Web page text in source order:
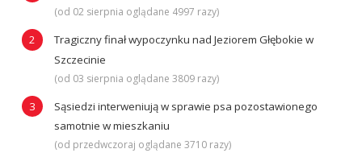
(od 02 sierpnia oglądane 4997 razy)
Tragiczny finał wypoczynku nad Jeziorem Głębokie w
Szczecinie
(od 03 sierpnia oglądane 3809 razy)
Sąsiedzi interweniują w sprawie psa pozostawionego
samotnie w mieszkaniu
(od przedwczoraj oglądane 3710 razy)